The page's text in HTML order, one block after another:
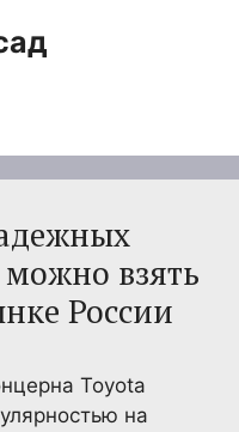
взять
России
Toyota
на